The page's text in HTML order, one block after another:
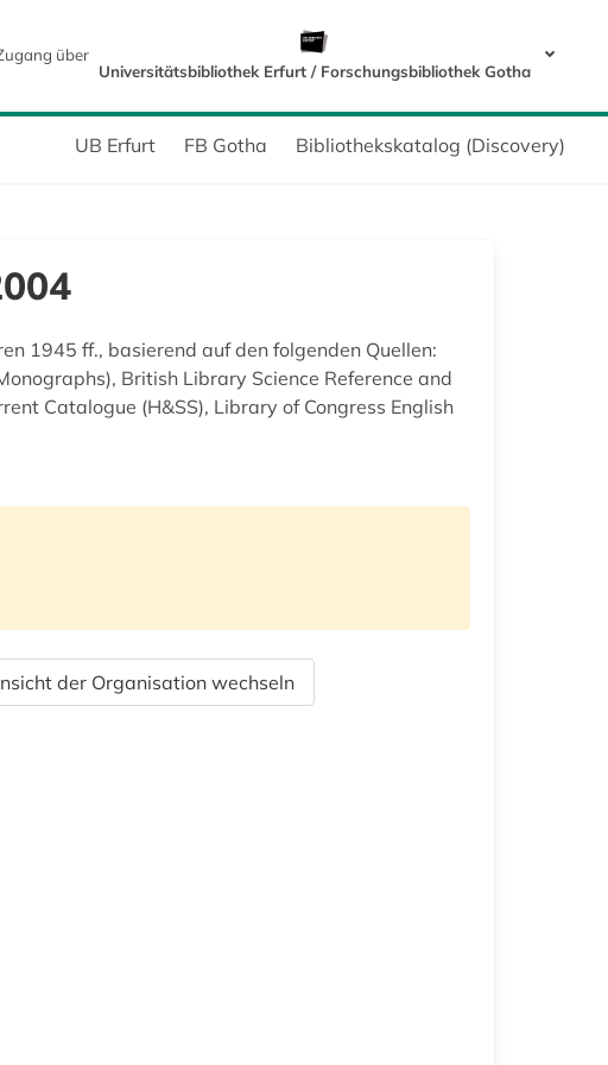
über
Universitätsbibliothek Erfurt / Forschungsbibliothek Gotha
UB Erfurt FB Gotha Bibliothekskatalog (Discovery)
1945 ff., basierend auf den folgenden Quellen:
British Library Science Reference and
Catalogue (H&SS), Library of Congress English
der Organisation wechseln